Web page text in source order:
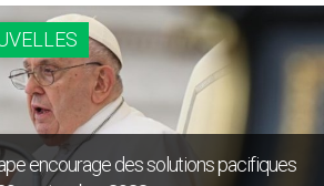
encourage des solutions pacifiques